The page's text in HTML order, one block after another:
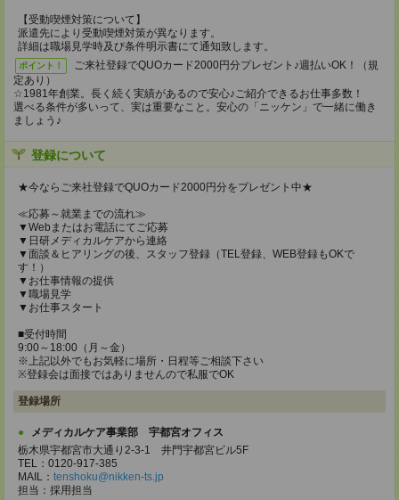
【受動喫煙対策について】
派遣先により受動喫煙対策が異なります。
詳細は職場見学時及び条件明示書にて通知致します。
ポイント！
ご来社登録でQUOカード2000円分プレゼント♪週払いOK！（規
定あり）
☆1981年創業。長く続く実績があるので安心♪ご紹介できるお仕事多数！
選べる条件が多いって、実は重要なこと。安心の「ニッケン」で一緒に働き
ましょう♪
登録について
★今ならご来社登録でQUOカード2000円分をプレゼント中★
≪応募～就業までの流れ≫
▼Webまたはお電話にてご応募
▼日研メディカルケアから連絡
▼面談＆ヒアリングの後、スタッフ登録（TEL登録、WEB登録もOKで
す！）
▼お仕事情報の提供
▼職場見学
▼お仕事スタート
■受付時間
9:00～18:00（月～金）
※上記以外でもお気軽に場所・日程等ご相談下さい
※登録会は面接ではありませんので私服でOK
登録場所
メディカルケア事業部 宇都宮オフィス
栃木県宇都宮市大通り2-3-1 井門宇都宮ビル5F
TEL：0120-917-385
MAIL： tenshoku@nikken-ts.jp
担当：採用担当